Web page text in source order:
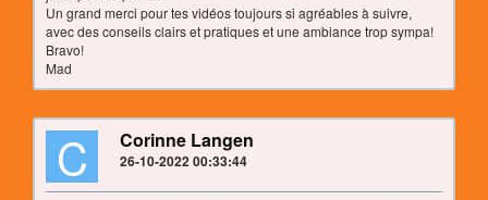
Un grand merci pour tes vidéos toujours si agréables à suivre,
avec des conseils clairs et pratiques et une ambiance trop sympa!
Bravo!
Mad
C Corinne Langen
26-10-2022 00:33:44